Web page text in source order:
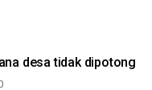
desa tidak dipotong